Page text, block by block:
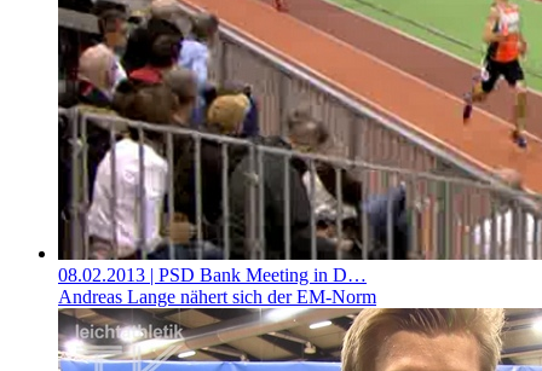
08.02.2013 | PSD Bank Meeting in D…
Andreas Lange nähert sich der EM-Norm